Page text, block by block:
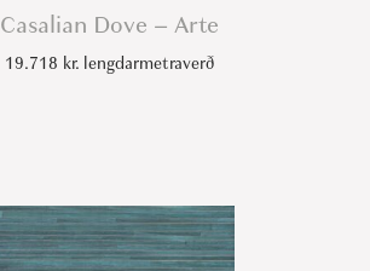
Casalian Dove – Arte
19.718 kr.lengdarmetraverð